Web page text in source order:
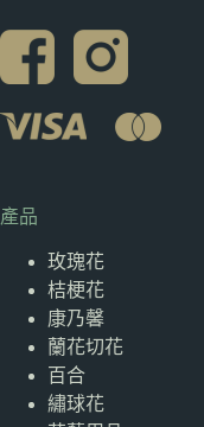
產品
玫瑰花
桔梗花
康乃馨
蘭花切花
百合
繡球花